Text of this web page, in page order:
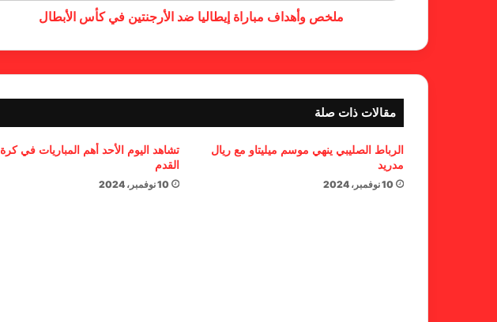
ملخص وأهداف مباراة إيطاليا ضد الأرجنتين في كأس الأبطال
مقالات ذات صلة
الرباط الصليبي ينهي موسم ميليتاو مع ريال
مدريد
10 نوفمبر، 2024
تشاهد اليوم الأحد أهم المباريات في كرة
القدم
10 نوفمبر، 2024